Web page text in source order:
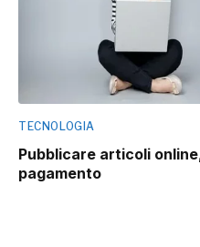
TECNOLOGIA
Pubblicare articoli
pagamento